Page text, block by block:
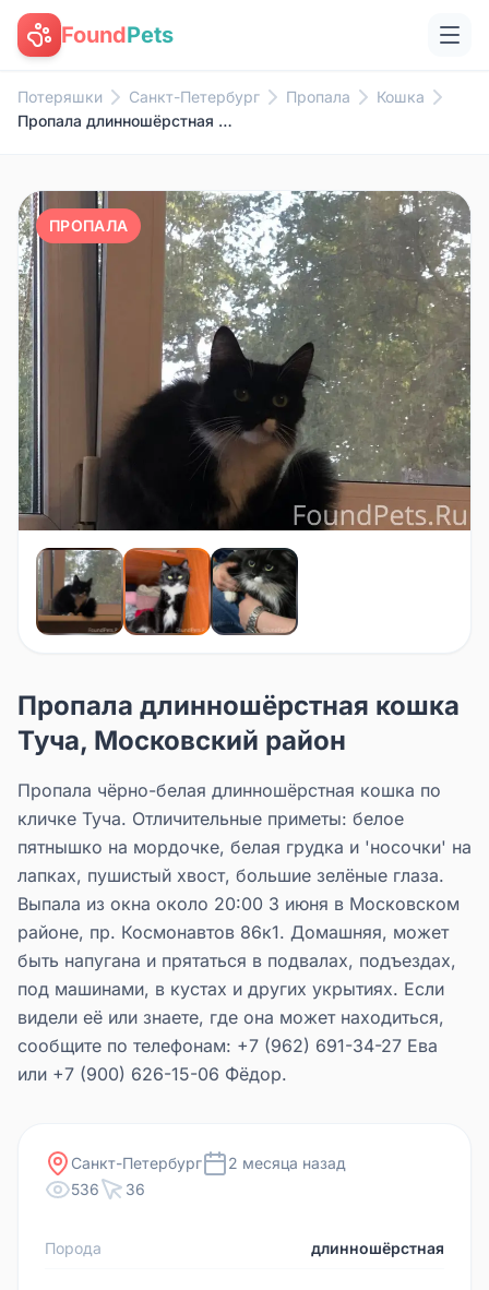
FoundPets
Потеряшки Санкт-Петербург Пропала
Кошка
Пропала длинношёрстная кошка Туча, Московский район
ПРОПАЛА
Пропала длинношёрстная кошка
Туча, Московский район
Пропала чёрно-белая длинношёрстная кошка по
кличке Туча. Отличительные приметы: белое
пятнышко на мордочке, белая грудка и 'носочки' на
лапках, пушистый хвост, большие зелёные глаза.
Выпала из окна около 20:00 3 июня в Московском
районе, пр. Космонавтов 86к1. Домашняя, может
быть напугана и прятаться в подвалах, подъездах,
под машинами, в кустах и других укрытиях. Если
видели её или знаете, где она может находиться,
сообщите по телефонам: +7 (962) 691-34-27 Ева
или +7 (900) 626-15-06 Фёдор.
Санкт-Петербург
2 месяца назад
536
36
Порода длинношёрстная